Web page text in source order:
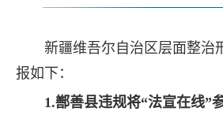
新疆维吾尔自治区层面整治
报如下：
1.鄯善县违规将“法宣在线”